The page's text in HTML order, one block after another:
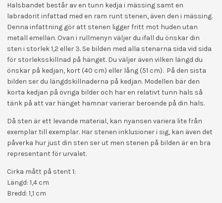
Halsbandet består av en tunn kedja i mässing samt en
labradorit infattad med en ram runt stenen, även den i mässing.
Denna infattning gör att stenen ligger fritt mot huden utan
metall emellan. Ovan i rullmenyn väljer du ifall du önskar din
sten i storlek 1,2 eller 3. Se bilden med alla stenarna sida vid sida
för storleksskillnad på hänget. Du väljer även vilken längd du
önskar på kedjan, kort (40 cm) eller lång (51 cm). På den sista
bilden ser du längdskillnaderna på kedjan. Modellen bär den
korta kedjan på övriga bilder och har en relativt tunn hals så
tänk på att var hänget hamnar varierar beroende på din hals.
Då sten är ett levande material, kan nyansen variera lite från
exemplar till exemplar. Har stenen inklusioner i sig, kan även det
påverka hur just din sten ser ut men stenen på bilden är en bra
representant för urvalet.
Cirka mått på stent 1:
Längd: 1,4 cm
Bredd: 1,1 cm